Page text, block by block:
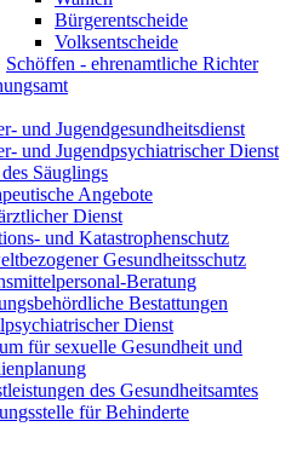
Bürger­entscheide
Volksentscheide
Schöffen - ehrenamtliche Richter
und Jugend­gesundheits­dienst
und Jugendpsychiatri­scher Dienst
Säuglings
Angebote
Dienst
und Katastrophen­schutz
Gesundheitsschutz
Beratung
Bestattungen
Dienst
für sexuelle Gesundheit und
des Gesundheits­amtes
für Behinderte